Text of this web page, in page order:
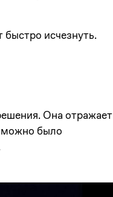
исчезнуть.
Она отражает
можно было